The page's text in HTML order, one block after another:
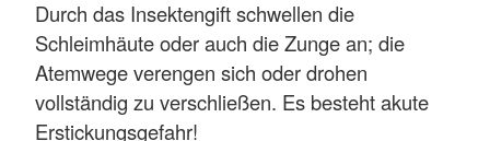
Durch das Insektengift schwellen die
Schleimhäute oder auch die Zunge an; die
Atemwege verengen sich oder drohen
vollständig zu verschließen. Es besteht akute
Erstickungsgefahr!